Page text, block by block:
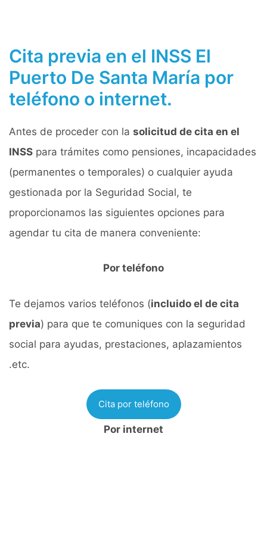
Cita previa en el INSS El
Puerto De Santa María por
teléfono o internet.
Antes de proceder con la solicitud de cita en el
INSS para trámites como pensiones, incapacidades
(permanentes o temporales) o cualquier ayuda
gestionada por la Seguridad Social, te
proporcionamos las siguientes opciones para
agendar tu cita de manera conveniente:
Por teléfono
Te dejamos varios teléfonos (incluido el de cita
previa) para que te comuniques con la seguridad
social para ayudas, prestaciones, aplazamientos
.etc.
Cita por teléfono
Por internet